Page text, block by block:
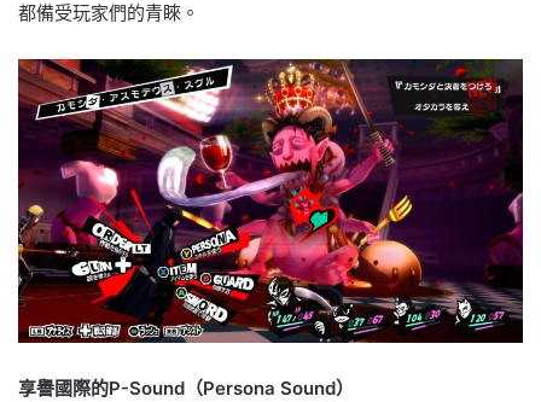
都備受玩家們的青睞。
享譽國際的P-Sound（Persona Sound）